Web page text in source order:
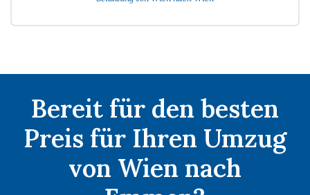
Bereit für den besten
Preis für Ihren Umzug
von Wien nach